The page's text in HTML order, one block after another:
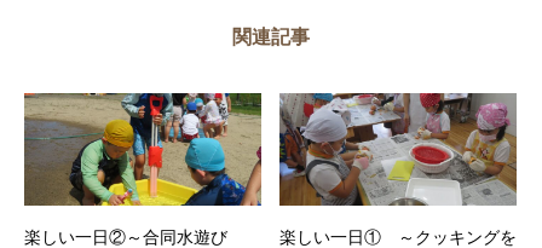
関連記事
楽しい一日②～合同水遊び
楽しい一日① ～クッキングを